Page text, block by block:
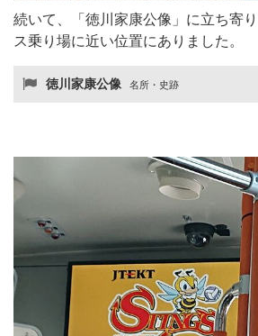
続いて、「徳川家康公像」に立ち寄
ス乗り場に近い位置にありました。
徳川家康公像 名所・史跡